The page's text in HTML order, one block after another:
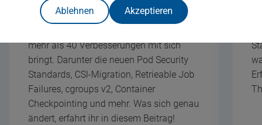
Ablehnen Akzeptieren
Mit Kubernetes 1.25 erhalten wir eine
mehr als 40 Verbesserungen mit sich
bringt. Darunter die neuen Pod Security
Standards, CSI-Migration, Retrieable Job
Failures, cgroups v2, Container
Checkpointing und mehr. Was sich genau
ändert, erfahrt ihr in diesem Beitrag!